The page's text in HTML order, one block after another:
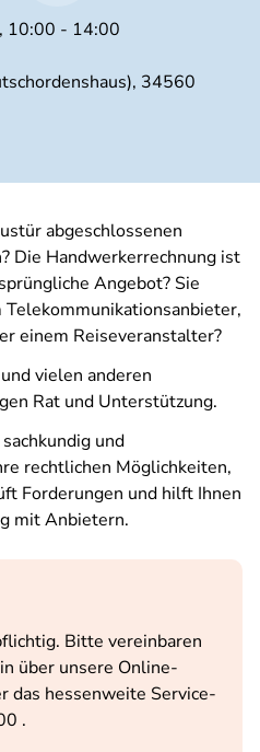
10:00 - 14:00
34560
abgeschlossenen
Die Handwerkerrechnung ist
Angebot? Sie
einem Reiseveranstalter?
vielen anderen
Rat und Unterstützung.
und
rechtlichen Möglichkeiten,
Forderungen und hilft Ihnen
mit Anbietern.
Bitte vereinbaren
über unsere Online-
das hessenweite Service-
.